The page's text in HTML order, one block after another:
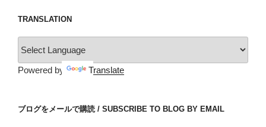
TRANSLATION
Powered by Translate
ブログをメールで購読 / SUBSCRIBE TO BLOG BY EMAIL